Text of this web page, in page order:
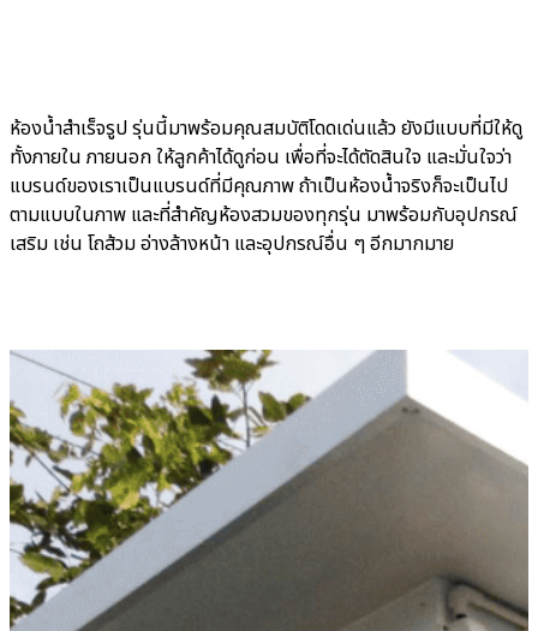
ห้องน้ำสำเร็จรูป รุ่นนี้มาพร้อมคุณสมบัติโดดเด่นแล้ว ยังมีแบบที่มีให้ดู
ทั้งภายใน ภายนอก ให้ลูกค้าได้ดูก่อน เพื่อที่จะได้ตัดสินใจ และมั่นใจว่า
แบรนด์ของเราเป็นแบรนด์ที่มีคุณภาพ ถ้าเป็นห้องน้ำจริงก็จะเป็นไป
ตามแบบในภาพ และที่สำคัญห้องสวมของทุกรุ่น มาพร้อมกับอุปกรณ์
เสริม เช่น โถส้วม อ่างล้างหน้า และอุปกรณ์อื่น ๆ อีกมากมาย